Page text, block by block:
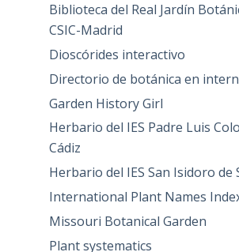
Biblioteca del Real Jardín
CSIC-Madrid
Dioscórides interactivo
Directorio de botánica en
Garden History Girl
Herbario del IES Padre Luis
Cádiz
Herbario del IES San Isidoro de
International Plant Names
Missouri Botanical Garden
Plant systematics